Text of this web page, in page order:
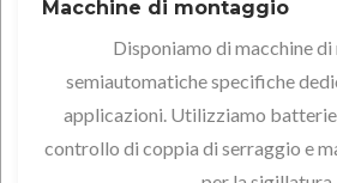
Macchine di montaggio
Disponiamo di macchine
semiautomatiche specifiche
applicazioni. Utilizziamo
controllo di coppia di serraggio e